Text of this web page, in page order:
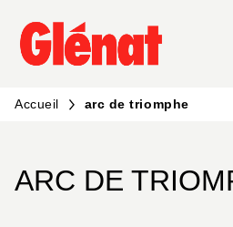
MENU RECHERCHE
PIED DE PAGE
Accueil arc de triomphe
ARC DE